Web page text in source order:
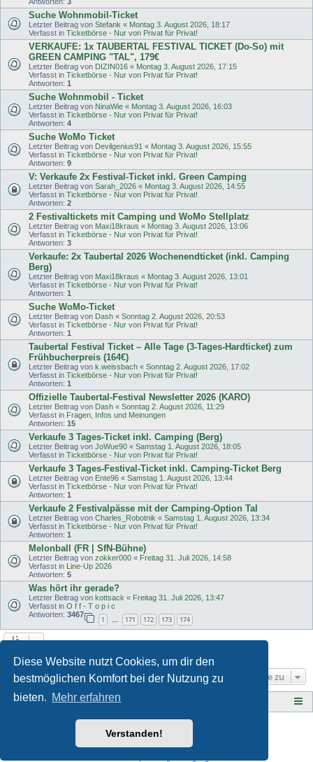
Diese Website nutzt Cookies, um dir den
bestmöglichen Komfort bei der Nutzung zu
bieten. Mehr erfahren
Verstanden!
Suche Wohnmobil-Ticket
Letzter Beitrag von Stefank « Montag 3. August 2026, 18:17
Verfasst in Ticketbörse - Nur von Privat für Privat!
VERKAUFE: 1x TAUBERTAL FESTIVAL TICKET (Do-So) mit
GREEN CAMPING "TAL", 179€
Letzter Beitrag von DIZIN016 « Montag 3. August 2026, 17:15
Verfasst in Ticketbörse - Nur von Privat für Privat!
Antworten: 1
Suche Wohnmobil - Ticket
Letzter Beitrag von NinaWie « Montag 3. August 2026, 16:03
Verfasst in Ticketbörse - Nur von Privat für Privat!
Antworten: 4
Suche WoMo Ticket
Letzter Beitrag von Devilgenius91 « Montag 3. August 2026, 15:55
Verfasst in Ticketbörse - Nur von Privat für Privat!
Antworten: 9
V: Verkaufe 2x Festival-Ticket inkl. Green Camping
Letzter Beitrag von Sarah_2026 « Montag 3. August 2026, 14:55
Verfasst in Ticketbörse - Nur von Privat für Privat!
Antworten: 2
2 Festivaltickets mit Camping und WoMo Stellplatz
Letzter Beitrag von Maxi18kraus « Montag 3. August 2026, 13:06
Verfasst in Ticketbörse - Nur von Privat für Privat!
Antworten: 3
Verkaufe: 2x Taubertal 2026 Wochenendticket (inkl. Camping
Berg)
Letzter Beitrag von Maxi18kraus « Montag 3. August 2026, 13:01
Verfasst in Ticketbörse - Nur von Privat für Privat!
Antworten: 1
Suche WoMo-Ticket
Letzter Beitrag von Dash « Sonntag 2. August 2026, 20:53
Verfasst in Ticketbörse - Nur von Privat für Privat!
Antworten: 1
Taubertal Festival Ticket – Alle Tage (3-Tages-Hardticket) zum
Frühbucherpreis (164€)
Letzter Beitrag von k.weissbach « Sonntag 2. August 2026, 17:02
Verfasst in Ticketbörse - Nur von Privat für Privat!
Antworten: 1
Offizielle Taubertal-Festival Newsletter 2026 (KARO)
Letzter Beitrag von Dash « Sonntag 2. August 2026, 11:29
Verfasst in Fragen, Infos und Meinungen
Antworten: 15
Verkaufe 3 Tages-Ticket inkl. Camping (Berg)
Letzter Beitrag von JoWue90 « Samstag 1. August 2026, 18:05
Verfasst in Ticketbörse - Nur von Privat für Privat!
Verkaufe 3 Tages-Festival-Ticket inkl. Camping-Ticket Berg
Letzter Beitrag von Ente96 « Samstag 1. August 2026, 13:44
Verfasst in Ticketbörse - Nur von Privat für Privat!
Antworten: 1
Verkaufe 2 Festivalpässe mit der Camping-Option Tal
Letzter Beitrag von Charles_Robotnik « Samstag 1. August 2026, 13:34
Verfasst in Ticketbörse - Nur von Privat für Privat!
Antworten: 1
Melonball (FR | SfN-Bühne)
Letzter Beitrag von zokker000 « Freitag 31. Juli 2026, 14:58
Verfasst in Line-Up 2026
Antworten: 5
Was hört ihr gerade?
Letzter Beitrag von kottsack « Freitag 31. Juli 2026, 13:47
Verfasst in O f f - T o p i c
Antworten: 3467
1 … 171 172 173 174
Gehe zu
Tauberplanscher-Forum.de
Zuma Portal
Powered byphpBB® Forum Software © phpBB Limited
phpBB.de